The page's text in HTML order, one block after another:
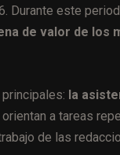
Durante este
de valor de los
la
a tareas
de las